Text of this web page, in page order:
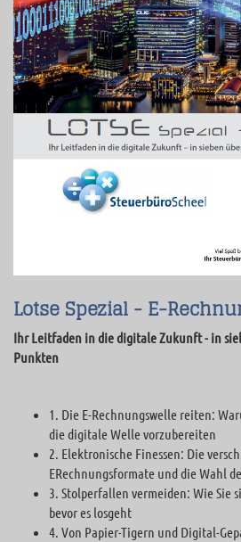
Lotse Spezial - E-
Ihr Leitfaden in die digitale Zukunft - in
Punkten
1. Die E-Rechnungswelle reiten:
die digitale Welle vorzubereiten
2. Elektronische Finessen: Die
ERechnungsformate und die Wahl
3. Stolperfallen vermeiden: Wie Sie
bevor es losgeht
4. Von Papier-Tigern und Digital-